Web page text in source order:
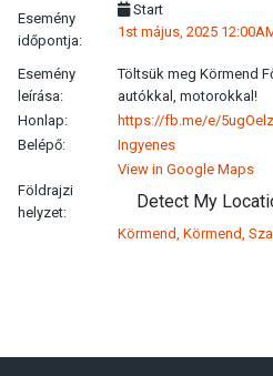
Esemény
időpontja:
Start
1st május, 2025
Esemény
leírása:
Töltsük meg Körmend
autókkal, motorokkal!
Honlap:
https://fb.me/e/
Belépő:
Ingyenes
Földrajzi
helyzet:
View in Google Maps
Detect My
Körmend, Körmend,